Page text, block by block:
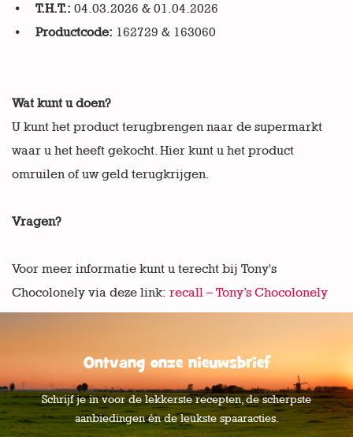
T.H.T.: 04.03.2026 & 01.04.2026
Productcode: 162729 & 163060
Wat kunt u doen?
U kunt het product terugbrengen naar de supermarkt
waar u het heeft gekocht. Hier kunt u het product
omruilen of uw geld terugkrijgen.
Vragen?
Voor meer informatie kunt u terecht bij Tony's
Chocolonely via deze link: recall – Tony’s Chocolonely
Ontvang onze nieuwsbrief
Schrijf je in voor de lekkerste recepten, de scherpste
aanbiedingen én de leukste spaaracties.